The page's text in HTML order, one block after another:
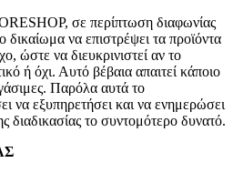
σε περίπτωση διαφωνίας
δικαίωμα να επιστρέψει τα προϊόντα
ώστε να διευκρινιστεί αν το
ή όχι. Αυτό βέβαια απαιτεί κάποιο
Παρόλα αυτά το
να εξυπηρετήσει και να ενημερώσει
διαδικασίας το συντομότερο δυνατό.